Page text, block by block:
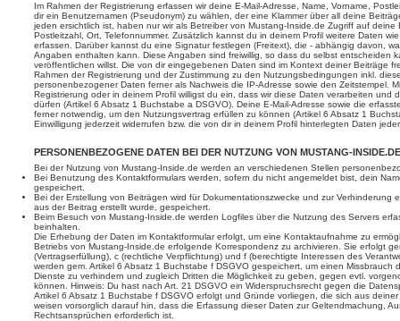
Im Rahmen der Registrierung erfassen wir deine E-Mail-Adresse, Name, Vorname,
dir ein Benutzernamen (Pseudonym) zu wählen, der eine Klammer über all deine
jeden ersichtlich ist, haben nur wir als Betreiber von Mustang-Inside.de Zugriff auf deine
Postleitzahl, Ort, Telefonnummer. Zusätzlich kannst du in deinem Profil weitere Daten
erfassen. Darüber kannst du eine Signatur festlegen (Freitext), die - abhängig davon,
Angaben enthalten kann. Diese Angaben sind freiwillig, so dass du selbst entscheiden
veröffentlichen willst. Die von dir eingegebenen Daten sind im Kontext deiner Beiträge
Rahmen der Registrierung und der Zustimmung zu den Nutzungsbedingungen inkl.
personenbezogener Daten ferner als Nachweis die IP-Adresse sowie den Zeitstempel.
Registrierung oder in deinem Profil willigst du ein, dass wir diese Daten verarbeiten und
dürfen (Artikel 6 Absatz 1 Buchstabe a DSGVO). Deine E-Mail-Adresse sowie die
ferner notwendig, um den Nutzungsvertrag erfüllen zu können (Artikel 6 Absatz 1
Einwilligung jederzeit widerrufen bzw. die von dir in deinem Profil hinterlegten Daten
PERSONENBEZOGENE DATEN BEI DER NUTZUNG VON MUSTANG-INSIDE.DE
Bei der Nutzung von Mustang-Inside.de werden an verschiedenen Stellen
Bei Benutzung des Kontaktformulars werden, sofern du nicht angemeldet bist, dein
gespeichert.
Bei der Erstellung von Beiträgen wird für Dokumentationszwecke und zur Verhinderung
aus der Beitrag erstellt wurde, gespeichert.
Beim Besuch von Mustang-Inside.de werden Logfiles über die Nutzung des Servers
beinhalten.
Die Erhebung der Daten im Kontaktformular erfolgt, um eine Kontaktaufnahme zu
Betriebs von Mustang-Inside.de erfolgende Korrespondenz zu archivieren. Sie erfolgt
(Vertragserfüllung), c (rechtliche Verpflichtung) und f (berechtigte Interessen des
werden gem. Artikel 6 Absatz 1 Buchstabe f DSGVO gespeichert, um einen
Dienste zu verhindern und zugleich Dritten die Möglichkeit zu geben, gegen evtl.
können. Hinweis: Du hast nach Art. 21 DSGVO ein Widerspruchsrecht gegen die
Artikel 6 Absatz 1 Buchstabe f DSGVO erfolgt und Gründe vorliegen, die sich aus
weisen vorsorglich darauf hin, dass die Erfassung dieser Daten zur Geltendmachung,
Rechtsansprüchen erforderlich ist.